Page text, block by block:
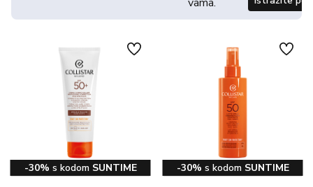
-30% s kodom SUNTIME -30% s kodom SUNTIME